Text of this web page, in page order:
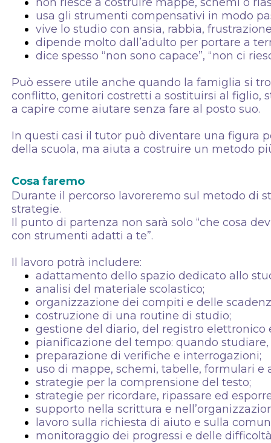
usa gli strumenti compensativi in modo
vive lo studio con ansia, rabbia,
dipende molto dall’adulto per portare a
dice spesso “non sono capace”, “non ci
Può essere utile anche quando la famiglia si
conflitto, genitori costretti a sostituirsi al figlio,
a capire come aiutare senza fare al posto suo.
In questi casi il tutor può diventare una figura
della scuola, ma aiuta a costruire un metodo
Cosa faremo
Durante il percorso lavoreremo sul metodo di
strategie.
Il punto di partenza non sarà solo “che cosa
con strumenti adatti a te”.
Il lavoro potrà includere:
adattamento dello spazio dedicato allo
analisi del materiale scolastico;
organizzazione dei compiti e delle
costruzione di una routine di studio;
gestione del diario, del registro elettronico
pianificazione del tempo: quando
preparazione di verifiche e interrogazioni;
uso di mappe, schemi, tabelle, formulari
strategie per la comprensione del testo;
strategie per ricordare, ripassare ed
supporto nella scrittura e
lavoro sulla richiesta di aiuto e sulla
monitoraggio dei progressi e delle